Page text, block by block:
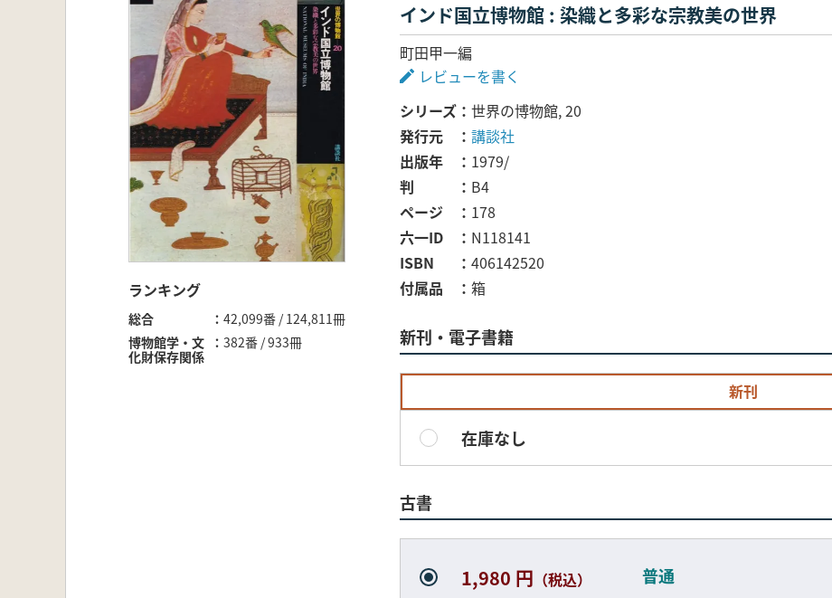
ランキング
総合
42,099番 / 124,811冊
博物館学・文
化財保存関係
382番 / 933冊
インド国立博物館 : 染織と多彩な宗教美の世界
町田甲一編
レビューを書く
シリーズ
世界の博物館, 20
発行元
講談社
出版年
1979/
判
B4
ページ
178
六一ID
N118141
ISBN
406142520
付属品
箱
新刊・電子書籍
新刊
在庫なし
古書
1,980 円 （税込） 普通